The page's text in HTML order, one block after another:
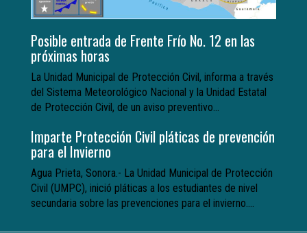
Posible entrada de Frente Frío No. 12 en las
próximas horas
La Unidad Municipal de Protección Civil, informa a través
del Sistema Meteorológico Nacional y la Unidad Estatal
de Protección Civil, de un aviso preventivo...
Imparte Protección Civil pláticas de prevención
para el Invierno
Agua Prieta, Sonora.- La Unidad Municipal de Protección
Civil (UMPC), inició pláticas a los estudiantes de nivel
secundaria sobre las prevenciones para el invierno....